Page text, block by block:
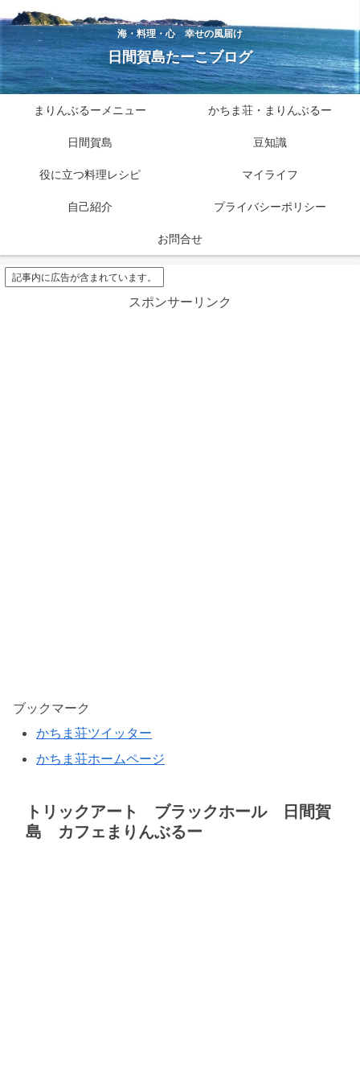
海・料理・心 幸せの風届け
日間賀島たーこブログ
まりんぶるーメニュー かちま荘・まりんぶるー
日間賀島 豆知識
役に立つ料理レシピ マイライフ
自己紹介 プライバシーポリシー
お問合せ
記事内に広告が含まれています。
スポンサーリンク
ブックマーク
かちま荘ツイッター
かちま荘ホームページ
トリックアート ブラックホール 日間賀
島 カフェまりんぶるー